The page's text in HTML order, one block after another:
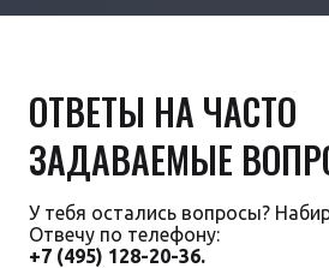
ОТВЕТЫ НА ЧАСТО
ЗАДАВАЕМЫЕ
У тебя остались вопросы?
Отвечу по телефону:
+7 (495) 128-20-36.